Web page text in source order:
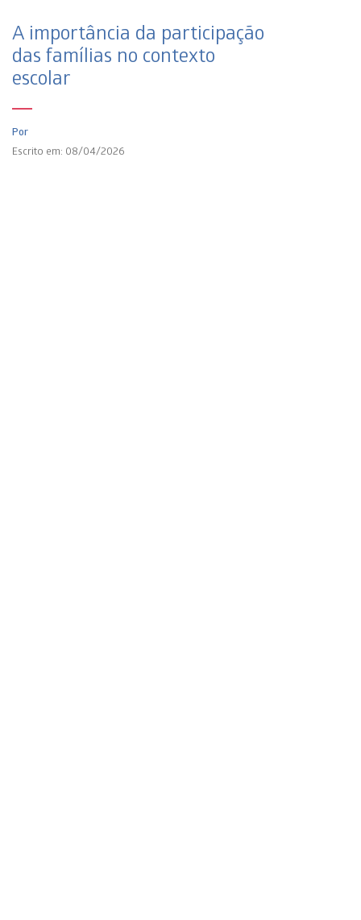
A importância da participação
das famílias no contexto
escolar
Por
Escrito em: 08/04/2026